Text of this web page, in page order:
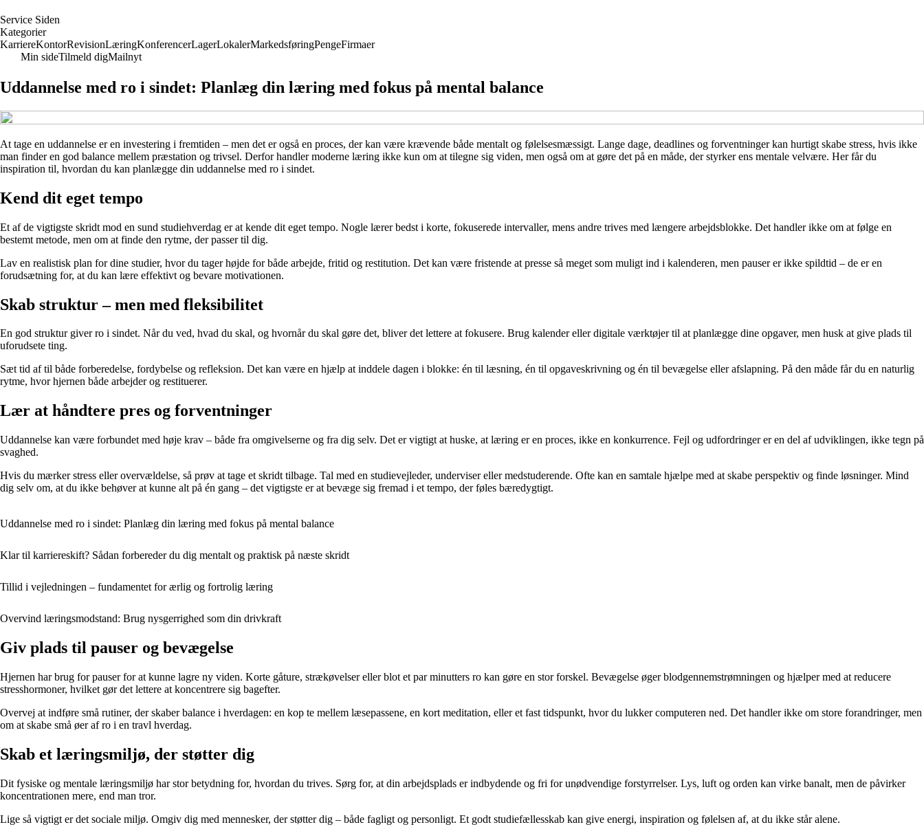
Service Siden
Kategorier
KarriereKontorRevisionLæringKonferencerLagerLokalerMarkedsføringPengeFirmaer
Min sideTilmeld digMailnyt
Uddannelse med ro i sindet: Planlæg din læring med fokus på mental balance
At tage en uddannelse er en investering i fremtiden – men det er også en proces, der kan være krævende både mentalt og følelsesmæssigt. Lange dage, deadlines og forventninger kan hurtigt skabe stress, hvis ikke
man finder en god balance mellem præstation og trivsel. Derfor handler moderne læring ikke kun om at tilegne sig viden, men også om at gøre det på en måde, der styrker ens mentale velvære. Her får du
inspiration til, hvordan du kan planlægge din uddannelse med ro i sindet.
Kend dit eget tempo
Et af de vigtigste skridt mod en sund studiehverdag er at kende dit eget tempo. Nogle lærer bedst i korte, fokuserede intervaller, mens andre trives med længere arbejdsblokke. Det handler ikke om at følge en
bestemt metode, men om at finde den rytme, der passer til dig.
Lav en realistisk plan for dine studier, hvor du tager højde for både arbejde, fritid og restitution. Det kan være fristende at presse så meget som muligt ind i kalenderen, men pauser er ikke spildtid – de er en
forudsætning for, at du kan lære effektivt og bevare motivationen.
Skab struktur – men med fleksibilitet
En god struktur giver ro i sindet. Når du ved, hvad du skal, og hvornår du skal gøre det, bliver det lettere at fokusere. Brug kalender eller digitale værktøjer til at planlægge dine opgaver, men husk at give plads til
uforudsete ting.
Sæt tid af til både forberedelse, fordybelse og refleksion. Det kan være en hjælp at inddele dagen i blokke: én til læsning, én til opgaveskrivning og én til bevægelse eller afslapning. På den måde får du en naturlig
rytme, hvor hjernen både arbejder og restituerer.
Lær at håndtere pres og forventninger
Uddannelse kan være forbundet med høje krav – både fra omgivelserne og fra dig selv. Det er vigtigt at huske, at læring er en proces, ikke en konkurrence. Fejl og udfordringer er en del af udviklingen, ikke tegn på
svaghed.
Hvis du mærker stress eller overvældelse, så prøv at tage et skridt tilbage. Tal med en studievejleder, underviser eller medstuderende. Ofte kan en samtale hjælpe med at skabe perspektiv og finde løsninger. Mind
dig selv om, at du ikke behøver at kunne alt på én gang – det vigtigste er at bevæge sig fremad i et tempo, der føles bæredygtigt.
Uddannelse med ro i sindet: Planlæg din læring med fokus på mental balance
Klar til karriereskift? Sådan forbereder du dig mentalt og praktisk på næste skridt
Tillid i vejledningen – fundamentet for ærlig og fortrolig læring
Overvind læringsmodstand: Brug nysgerrighed som din drivkraft
Giv plads til pauser og bevægelse
Hjernen har brug for pauser for at kunne lagre ny viden. Korte gåture, strækøvelser eller blot et par minutters ro kan gøre en stor forskel. Bevægelse øger blodgennemstrømningen og hjælper med at reducere
stresshormoner, hvilket gør det lettere at koncentrere sig bagefter.
Overvej at indføre små rutiner, der skaber balance i hverdagen: en kop te mellem læsepassene, en kort meditation, eller et fast tidspunkt, hvor du lukker computeren ned. Det handler ikke om store forandringer, men
om at skabe små øer af ro i en travl hverdag.
Skab et læringsmiljø, der støtter dig
Dit fysiske og mentale læringsmiljø har stor betydning for, hvordan du trives. Sørg for, at din arbejdsplads er indbydende og fri for unødvendige forstyrrelser. Lys, luft og orden kan virke banalt, men de påvirker
koncentrationen mere, end man tror.
Lige så vigtigt er det sociale miljø. Omgiv dig med mennesker, der støtter dig – både fagligt og personligt. Et godt studiefællesskab kan give energi, inspiration og følelsen af, at du ikke står alene.